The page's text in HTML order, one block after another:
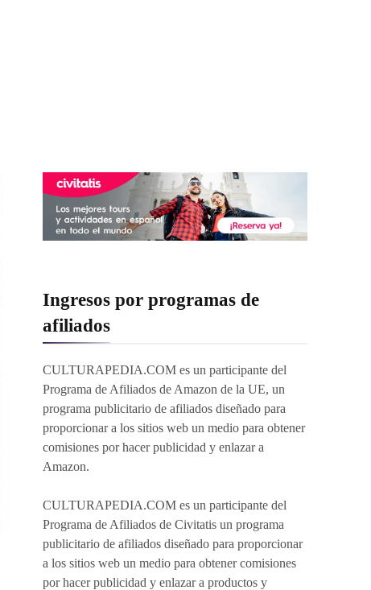
Ingresos por programas de
afiliados
CULTURAPEDIA.COM es un participante del
Programa de Afiliados de Amazon de la UE, un
programa publicitario de afiliados diseñado para
proporcionar a los sitios web un medio para obtener
comisiones por hacer publicidad y enlazar a
Amazon.
CULTURAPEDIA.COM es un participante del
Programa de Afiliados de Civitatis un programa
publicitario de afiliados diseñado para proporcionar
a los sitios web un medio para obtener comisiones
por hacer publicidad y enlazar a productos y